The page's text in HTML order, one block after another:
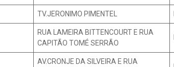
TV.JERONIMO PIMENTEL
RUA LAMEIRA BITTENCOURT E RUA
CAPITÃO TOMÉ SERRÃO
AV.CRONJE DA SILVEIRA E RUA